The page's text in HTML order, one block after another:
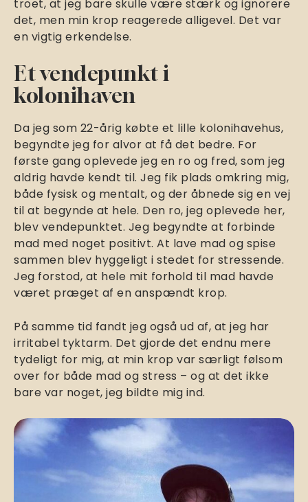
troet, at jeg bare skulle være stærk og ignorere
det, men min krop reagerede alligevel. Det var
en vigtig erkendelse.
Et vendepunkt i
kolonihaven
Da jeg som 22-årig købte et lille kolonihavehus,
begyndte jeg for alvor at få det bedre. For
første gang oplevede jeg en ro og fred, som jeg
aldrig havde kendt til. Jeg fik plads omkring mig,
både fysisk og mentalt, og der åbnede sig en vej
til at begynde at hele. Den ro, jeg oplevede her,
blev vendepunktet. Jeg begyndte at forbinde
mad med noget positivt. At lave mad og spise
sammen blev hyggeligt i stedet for stressende.
Jeg forstod, at hele mit forhold til mad havde
været præget af en anspændt krop.
På samme tid fandt jeg også ud af, at jeg har
irritabel tyktarm. Det gjorde det endnu mere
tydeligt for mig, at min krop var særligt følsom
over for både mad og stress – og at det ikke
bare var noget, jeg bildte mig ind.